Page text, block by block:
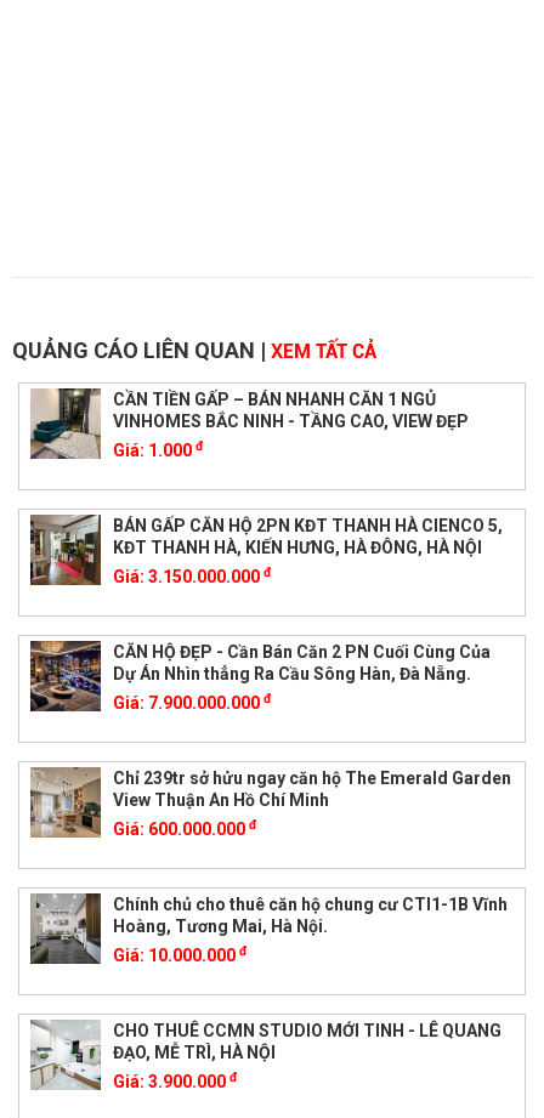
QUẢNG CÁO LIÊN QUAN | XEM TẤT CẢ
CẦN TIỀN GẤP – BÁN NHANH CĂN 1 NGỦ
VINHOMES BẮC NINH - TẦNG CAO, VIEW ĐẸP
Giá: 1.000 đ
BÁN GẤP CĂN HỘ 2PN KĐT THANH HÀ CIENCO 5,
KĐT THANH HÀ, KIẾN HƯNG, HÀ ĐÔNG, HÀ NỘI
Giá: 3.150.000.000 đ
CĂN HỘ ĐẸP - Cần Bán Căn 2 PN Cuối Cùng Của
Dự Án Nhìn thẳng Ra Cầu Sông Hàn, Đà Nẵng.
Giá: 7.900.000.000 đ
Chỉ 239tr sở hửu ngay căn hộ The Emerald Garden
View Thuận An Hồ Chí Minh
Giá: 600.000.000 đ
Chính chủ cho thuê căn hộ chung cư CTI1-1B Vĩnh
Hoàng, Tương Mai, Hà Nội.
Giá: 10.000.000 đ
CHO THUÊ CCMN STUDIO MỚI TINH - LÊ QUANG
ĐẠO, MỄ TRÌ, HÀ NỘI
Giá: 3.900.000 đ